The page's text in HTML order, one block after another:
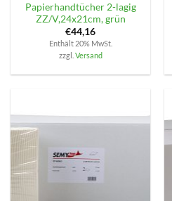
Papierhandtücher 2-lagig
ZZ/V,24x21cm, grün
€44,16
Enthält 20% MwSt.
zzgl. Versand